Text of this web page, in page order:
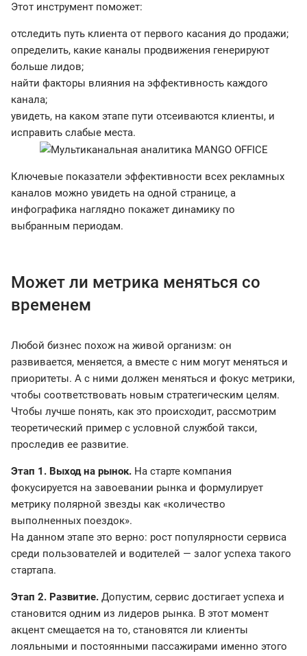
Этот инструмент поможет:
отследить путь клиента от первого касания до продажи;
определить, какие каналы продвижения генерируют
больше лидов;
найти факторы влияния на эффективность каждого
канала;
увидеть, на каком этапе пути отсеиваются клиенты, и
исправить слабые места.
Ключевые показатели эффективности всех рекламных
каналов можно увидеть на одной странице, а
инфографика наглядно покажет динамику по
выбранным периодам.
Может ли метрика меняться со
временем
Любой бизнес похож на живой организм: он
развивается, меняется, а вместе с ним могут меняться и
приоритеты. А с ними должен меняться и фокус метрики,
чтобы соответствовать новым стратегическим целям.
Чтобы лучше понять, как это происходит, рассмотрим
теоретический пример с условной службой такси,
проследив ее развитие.
Этап 1. Выход на рынок. На старте компания
фокусируется на завоевании рынка и формулирует
метрику полярной звезды как «количество
выполненных поездок».
На данном этапе это верно: рост популярности сервиса
среди пользователей и водителей — залог успеха такого
стартапа.
Этап 2. Развитие. Допустим, сервис достигает успеха и
становится одним из лидеров рынка. В этот момент
акцент смещается на то, становятся ли клиенты
лояльными и постоянными пассажирами именно этого